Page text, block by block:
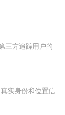
三方追踪用户的
实身份和位置信